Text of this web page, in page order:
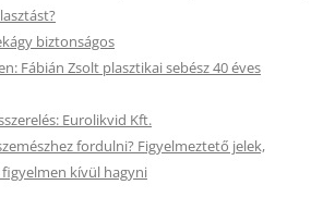
biztonságos
Fábián Zsolt plasztikai sebész 40 éves
Eurolikvid Kft.
fordulni? Figyelmeztető jelek,
kívül hagyni